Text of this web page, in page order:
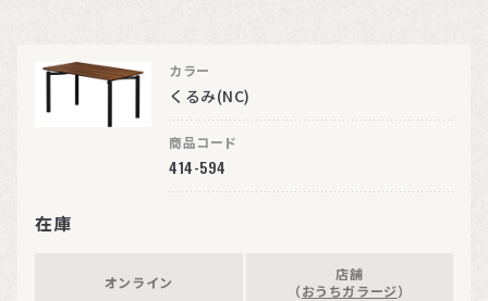
カラー
くるみ(NC)
商品コード
414-594
在庫
オンライン
店舗
（おうちガラージ）